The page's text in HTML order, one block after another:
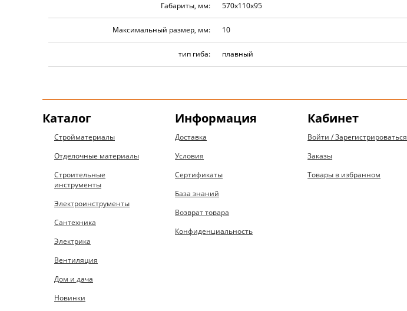
Габариты, мм: 570х110х95
Максимальный размер, мм: 10
тип гиба: плавный
Каталог
Стройматериалы
Отделочные материалы
Строительные
инструменты
Электроинструменты
Сантехника
Электрика
Вентиляция
Дом и дача
Новинки
Информация
Доставка
Условия
Сертификаты
База знаний
Возврат товара
Конфиденциальность
Кабинет
Войти / Зарегистрироваться
Заказы
Товары в избранном